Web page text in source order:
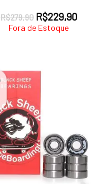
R$279,90 O
preço
R$229,90O
Fora de Estoque